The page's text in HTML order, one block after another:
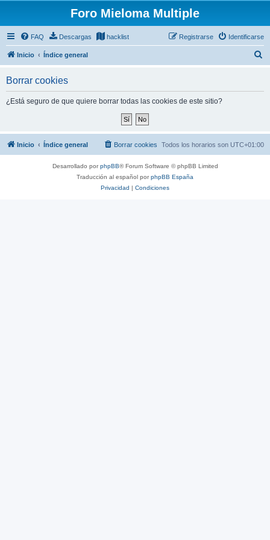
Foro Mieloma Multiple
FAQ Descargas hacklist Identificarse
Registrarse
Inicio Índice general
Borrar cookies
¿Está seguro de que quiere borrar todas las cookies de este sitio?
Inicio Índice general Todos los horarios son UTC+01:00
Borrar cookies
Desarrollado porphpBB® Forum Software © phpBB Limited
Traducción al español porphpBB España
Privacidad | Condiciones